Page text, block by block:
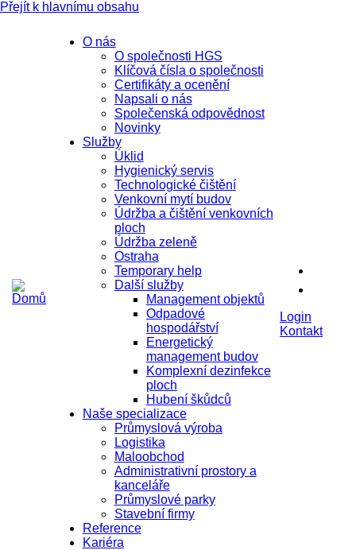
Přejít k hlavnímu obsahu
O nás
O společnosti HGS
Klíčová čísla o společnosti
Certifikáty a ocenění
Napsali o nás
Společenská odpovědnost
Novinky
Služby
Úklid
Hygienický servis
Technologické čištění
Venkovní mytí budov
Údržba a čištění venkovních
ploch
Údržba zeleně
Ostraha
Temporary help
Další služby
Management objektů
Odpadové
hospodářství
Energetický
management budov
Komplexní dezinfekce
ploch
Hubení škůdců
Naše specializace
Průmyslová výroba
Logistika
Maloobchod
Administrativní prostory a
kanceláře
Průmyslové parky
Stavební firmy
Reference
Kariéra
Login
Kontakt